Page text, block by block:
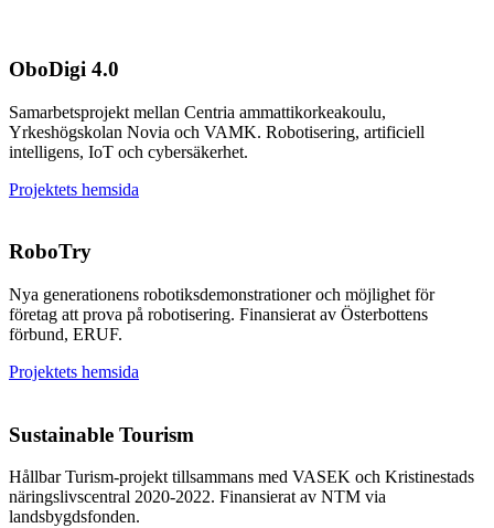
OboDigi 4.0
Samarbetsprojekt mellan Centria ammattikorkeakoulu,
Yrkeshögskolan Novia och VAMK. Robotisering, artificiell
intelligens, IoT och cybersäkerhet.
Projektets hemsida
RoboTry
Nya generationens robotiksdemonstrationer och möjlighet för
företag att prova på robotisering. Finansierat av Österbottens
förbund, ERUF.
Projektets hemsida
Sustainable Tourism
Hållbar Turism-projekt tillsammans med VASEK och Kristinestads
näringslivscentral 2020-2022. Finansierat av NTM via
landsbygdsfonden.